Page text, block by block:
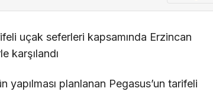
uçak seferleri kapsamında Erzincan
karşılandı
planlanan Pegasus’un tarifeli